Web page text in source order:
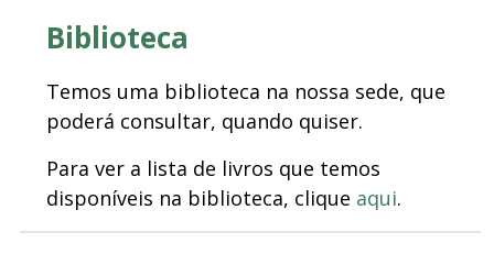
Biblioteca
Temos uma biblioteca na nossa sede, que
poderá consultar, quando quiser.
Para ver a lista de livros que temos
disponíveis na biblioteca, clique aqui.